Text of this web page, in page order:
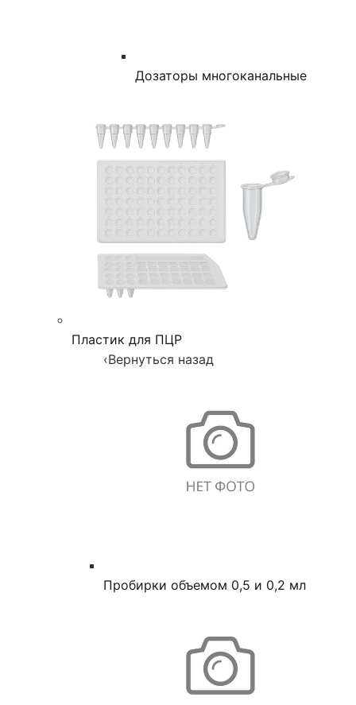
Дозаторы многоканальные
Пластик для ПЦР
‹Вернуться назад
Пробирки объемом 0,5 и 0,2 мл